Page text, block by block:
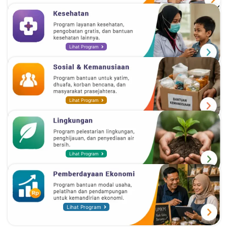
Lihat Program
Lihat Program
Lihat Program
Lihat Program